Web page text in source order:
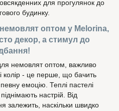
для прогулянок до
будинку.
оптом у Melorina,
декор, а стимул до
немовлят оптом, важливо
колір - це перше, що бачить
емоцію. Теплі пастелі
настрій. Від
залежить, наскільки швидко